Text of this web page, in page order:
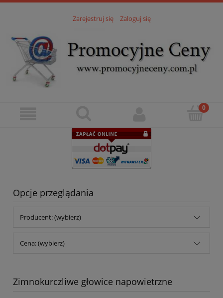
Zarejestruj się Zaloguj się
Opcje przeglądania
Producent: (wybierz)
Cena: (wybierz)
Zimnokurczliwe głowice napowietrzne